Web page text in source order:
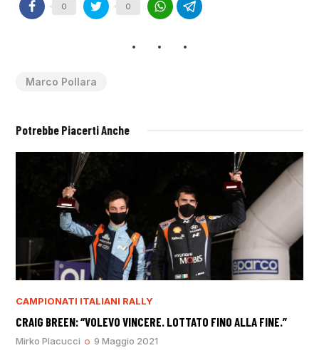
0 0
Marco Pollara
Potrebbe Piacerti Anche
CAMPIONATI ITALIANI RALLY
CRAIG BREEN: “VOLEVO VINCERE. LOTTATO FINO ALLA FINE.”
Mirko Placucci 9 Maggio 2021